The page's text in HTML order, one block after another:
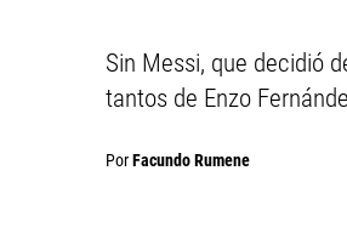
Sin Messi, que decidió
tantos de Enzo
PorFacundo Rumene